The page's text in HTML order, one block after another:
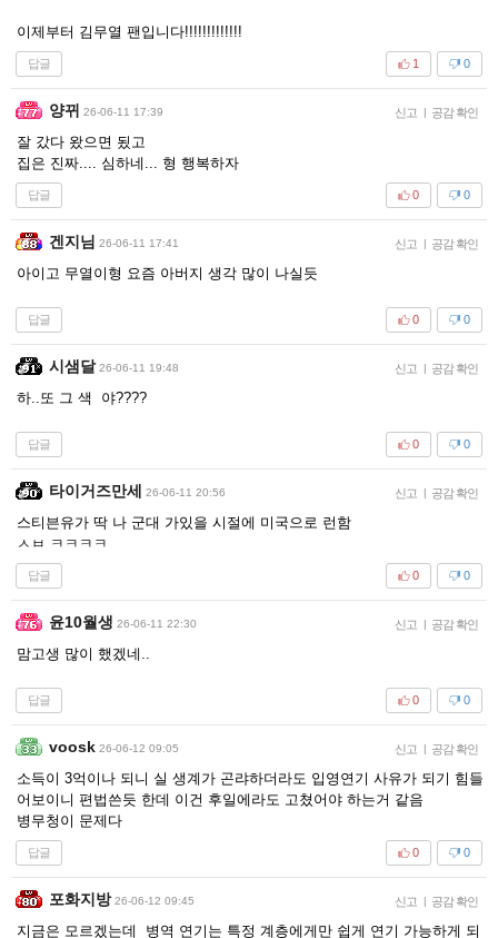
이제부터 김무열 팬입니다!!!!!!!!!!!!!
답글 0
1
양뀌 26-06-11 17:39 신고 | 공감 확인
잘 갔다 왔으면 됬고
집은 진짜.... 심하네... 형 행복하자
답글 0
0
겐지님 26-06-11 17:41 신고 | 공감 확인
아이고 무열이형 요즘 아버지 생각 많이 나실듯
답글 0
0
시샘달 26-06-11 19:48 신고 | 공감 확인
하..또 그 색 야????
답글 0
0
타이거즈만세 26-06-11 20:56 신고 | 공감 확인
스티븐유가 딱 나 군대 가있을 시절에 미국으로 런함
ㅅㅂ ㅋㅋㅋㅋ
답글 0
0
윤10월생 26-06-11 22:30 신고 | 공감 확인
맘고생 많이 했겠네..
답글 0
0
voosk 26-06-12 09:05 신고 | 공감 확인
소득이 3억이나 되니 실 생계가 곤랴하더라도 입영연기 사유가 되기 힘들
어보이니 편법쓴듯 한데 이건 후일에라도 고쳤어야 하는거 같음
병무청이 문제다
답글 0
0
포화지방 26-06-12 09:45 신고 | 공감 확인
지금은 모르겠는데 병역 연기는 특정 계층에게만 쉽게 연기 가능하게 되